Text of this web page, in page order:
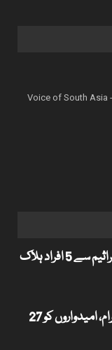
Voice of South Asia
ہلاک
برطانیہ میں پی ایچ ڈی پروگرام، امیدواروں کو 27